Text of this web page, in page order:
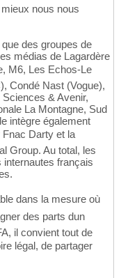
nous nous
des groupes de
médias de Lagardère
M6, Les Echos-Le
Condé Nast (Vogue),
& Avenir,
La Montagne, Sud
intègre également
Fnac Darty et la
Group. Au total, les
français
dans la mesure où
des parts dun
il convient tout de
légal, de partager